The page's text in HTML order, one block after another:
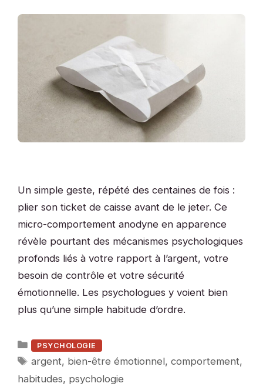
Un simple geste, répété des centaines de fois :
plier son ticket de caisse avant de le jeter. Ce
micro-comportement anodyne en apparence
révèle pourtant des mécanismes psychologiques
profonds liés à votre rapport à l’argent, votre
besoin de contrôle et votre sécurité
émotionnelle. Les psychologues y voient bien
plus qu’une simple habitude d’ordre.
Catégories
PSYCHOLOGIE
Étiquettes
argent, bien-être émotionnel,comportement,
habitudes, psychologie